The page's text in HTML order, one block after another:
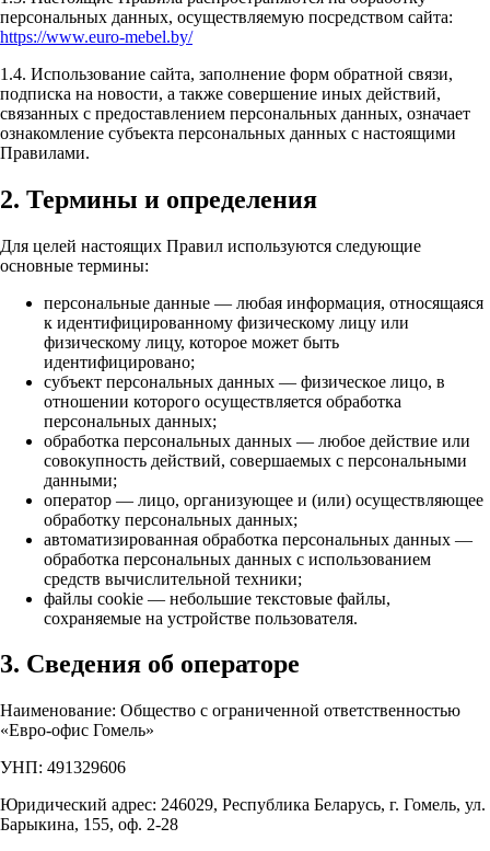
персональных данных, осуществляемую посредством сайта:
https://www.euro-mebel.by/
1.4. Использование сайта, заполнение форм обратной связи,
подписка на новости, а также совершение иных действий,
связанных с предоставлением персональных данных, означает
ознакомление субъекта персональных данных с настоящими
Правилами.
2. Термины и определения
Для целей настоящих Правил используются следующие
основные термины:
персональные данные — любая информация, относящаяся
к идентифицированному физическому лицу или
физическому лицу, которое может быть
идентифицировано;
субъект персональных данных — физическое лицо, в
отношении которого осуществляется обработка
персональных данных;
обработка персональных данных — любое действие или
совокупность действий, совершаемых с персональными
данными;
оператор — лицо, организующее и (или) осуществляющее
обработку персональных данных;
автоматизированная обработка персональных данных —
обработка персональных данных с использованием
средств вычислительной техники;
файлы cookie — небольшие текстовые файлы,
сохраняемые на устройстве пользователя.
3. Сведения об операторе
Наименование: Общество с ограниченной ответственностью
«Евро-офис Гомель»
УНП: 491329606
Юридический адрес: 246029, Республика Беларусь, г. Гомель, ул.
Барыкина, 155, оф. 2-28